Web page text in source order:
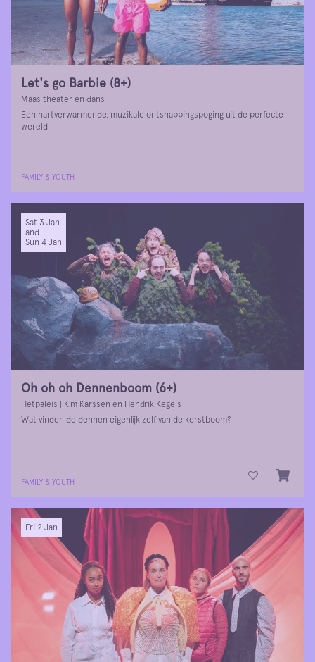
Let's go Barbie (8+)
Maas theater en dans
Een hartverwarmende, muzikale ontsnappingspoging uit de perfecte
wereld
FAMILY & YOUTH
Oh oh oh Dennenboom (6+)
Hetpaleis | Kim Karssen en Hendrik Kegels
Wat vinden de dennen eigenlijk zelf van de kerstboom?
Sat 3 Jan
and
Sun 4 Jan
FAMILY & YOUTH
Fri 2 Jan